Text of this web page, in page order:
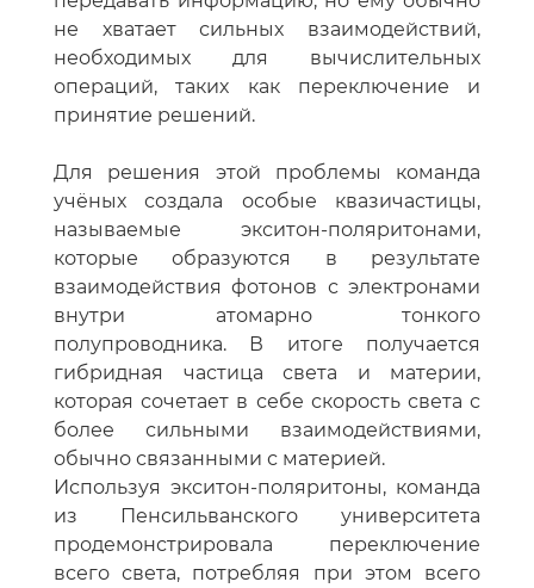
не хватает сильных взаимодействий,
необходимых для вычислительных
операций, таких как переключение и
принятие решений.
Для решения этой проблемы команда
учёных создала особые квазичастицы,
называемые экситон-поляритонами,
которые образуются в результате
взаимодействия фотонов с электронами
внутри атомарно тонкого
полупроводника. В итоге получается
гибридная частица света и материи,
которая сочетает в себе скорость света с
более сильными взаимодействиями,
обычно связанными с материей.
Используя экситон-поляритоны, команда
из Пенсильванского университета
продемонстрировала переключение
всего света, потребляя при этом всего